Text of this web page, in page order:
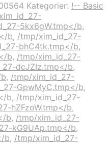
Kategorier: !-- Basic
5kx6gW.tmp</b,
b, /tmp/xim_id_27-
bhC4tk.tmp</b,
b, /tmp/xim_id_27-
dcJZIz.tmp</b,
, /tmp/xim_id_27-
GpwMyC.tmp</b,
b, /tmp/xim_id_27-
hZFzoW.tmp</b,
b, /tmp/xim_id_27-
kG9UAp.tmp</b,
b, /tmp/xim_id_27-